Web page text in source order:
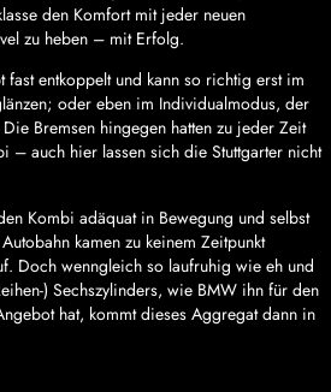
den Komfort mit jeder neuen
zu heben – mit Erfolg.
fast entkoppelt und kann so richtig erst im
oder eben im Individualmodus, der
Bremsen hingegen hatten zu jeder Zeit
– auch hier lassen sich die Stuttgarter nicht
Kombi adäquat in Bewegung und selbst
kamen zu keinem Zeitpunkt
Doch wenngleich so laufruhig wie eh und
) Sechszylinders, wie BMW ihn für den
hat, kommt dieses Aggregat dann in